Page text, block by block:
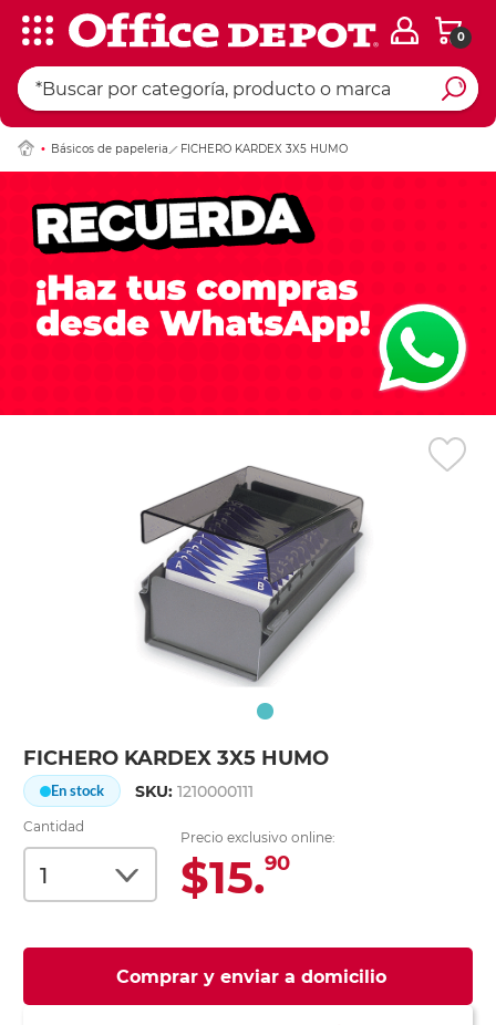
0
Básicos de papeleria FICHERO KARDEX 3X5 HUMO
FICHERO KARDEX 3X5 HUMO
En stock SKU:1210000111
Cantidad
Precio exclusivo online:
$15.90
Comprar y enviar a domicilio
Ingresar Codigo